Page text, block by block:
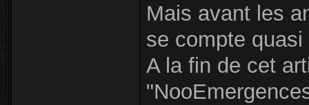
Mais avant les
se compte
A la fin de cet